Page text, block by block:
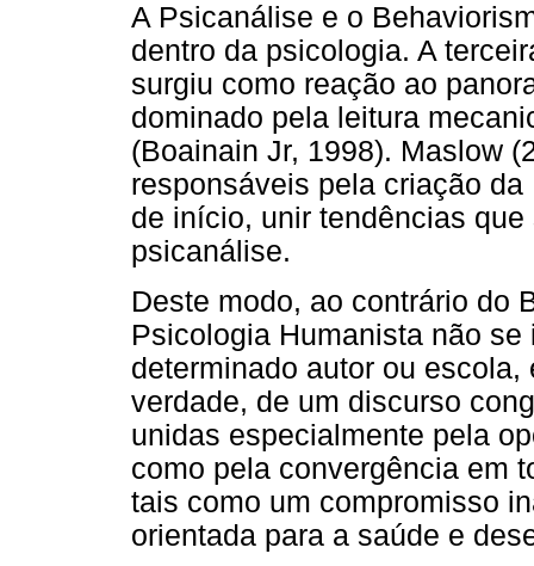
A Psicanálise e o
dentro da psicologia. A
surgiu como reação ao
dominado pela leitura
(Boainain Jr, 1998). Maslow
responsáveis pela criação
de início, unir tendências
psicanálise.
Deste modo, ao contrário do
Psicologia Humanista não
determinado autor ou
verdade, de um discurso
unidas especialmente pela
como pela convergência em
tais como um compromisso
orientada para a saúde e